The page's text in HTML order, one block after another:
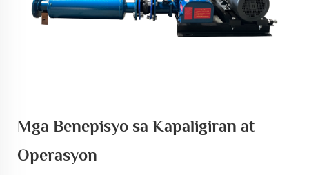
Mga Benepisyo sa Kapaligiran at
Operasyon